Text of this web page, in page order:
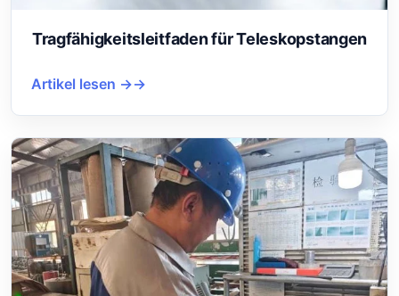
Tragfähigkeitsleitfaden für Teleskopstangen
Artikel lesen →